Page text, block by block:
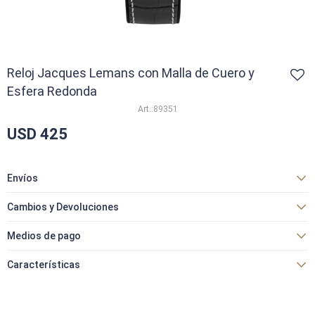
Reloj Jacques Lemans con Malla de Cuero y
Esfera Redonda
89351
USD 425
Envíos
Cambios y Devoluciones
Medios de pago
Características